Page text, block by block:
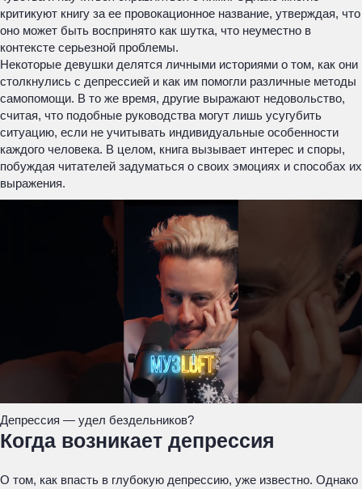
критикуют книгу за ее провокационное название, утверждая, что
оно может быть воспринято как шутка, что неуместно в
контексте серьезной проблемы.
Некоторые девушки делятся личными историями о том, как они
столкнулись с депрессией и как им помогли различные методы
самопомощи. В то же время, другие выражают недовольство,
считая, что подобные руководства могут лишь усугубить
ситуацию, если не учитывать индивидуальные особенности
каждого человека. В целом, книга вызывает интерес и споры,
побуждая читателей задуматься о своих эмоциях и способах их
выражения.
Депрессия — удел бездельников?
Когда возникает депрессия
О том, как впасть в глубокую депрессию, уже известно. Однако